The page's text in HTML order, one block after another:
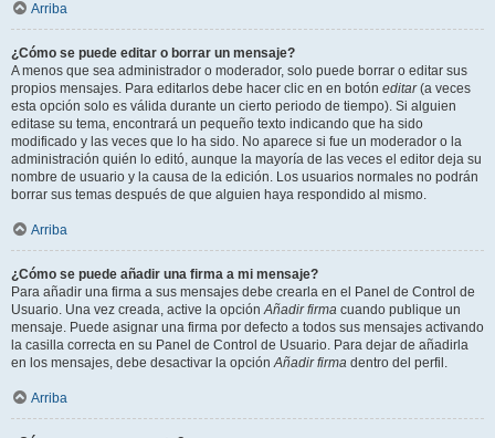
Arriba
¿Cómo se puede editar o borrar un mensaje?
A menos que sea administrador o moderador, solo puede borrar o editar sus
propios mensajes. Para editarlos debe hacer clic en en botón editar(a veces
esta opción solo es válida durante un cierto periodo de tiempo). Si alguien
editase su tema, encontrará un pequeño texto indicando que ha sido
modificado y las veces que lo ha sido. No aparece si fue un moderador o la
administración quién lo editó, aunque la mayoría de las veces el editor deja su
nombre de usuario y la causa de la edición. Los usuarios normales no podrán
borrar sus temas después de que alguien haya respondido al mismo.
Arriba
¿Cómo se puede añadir una firma a mi mensaje?
Para añadir una firma a sus mensajes debe crearla en el Panel de Control de
Usuario. Una vez creada, active la opciónAñadir firma cuando publique un
mensaje. Puede asignar una firma por defecto a todos sus mensajes activando
la casilla correcta en su Panel de Control de Usuario. Para dejar de añadirla
en los mensajes, debe desactivar la opciónAñadir firma dentro del perfil.
Arriba